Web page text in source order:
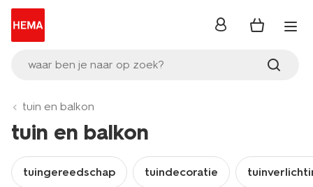
waar ben je naar op zoek?
inloggen
tuin en balkon
tuin en balkon
tuingereedschap tuindecoratie